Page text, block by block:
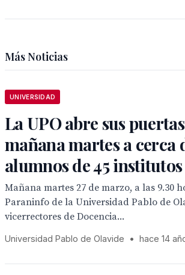
Más Noticias
UNIVERSIDAD
La UPO abre sus
mañana martes a cerca
alumnos de 45
Mañana martes 27 de marzo, a las 9.30
Paraninfo de la Universidad Pablo de
vicerrectores de Docencia...
Universidad Pablo de Olavide • hace 14